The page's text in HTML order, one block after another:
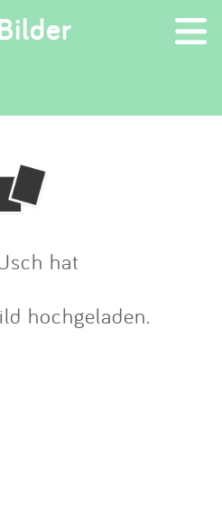
×
hat
hochgeladen.